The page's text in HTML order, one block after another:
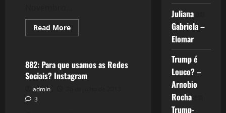
Read MoreRead
more
Morte
da
Democracia
e
Tecnologia
882: Para que usamos as Redes
Sociais? Instagram
admin
3
Julianaem
Gabriela –
Elomar
Trump é
Louco? –
Arnobio
Rochaem
Trump-